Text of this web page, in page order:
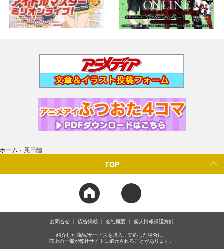
ホーム › 恩田陸
TOP
お問合せ 広告掲載 会社概要 個人情報保護方針
紹介した商品/サービスを購入、契約した場合に、
売上の一部が弊社サイトに還元されることがあります。